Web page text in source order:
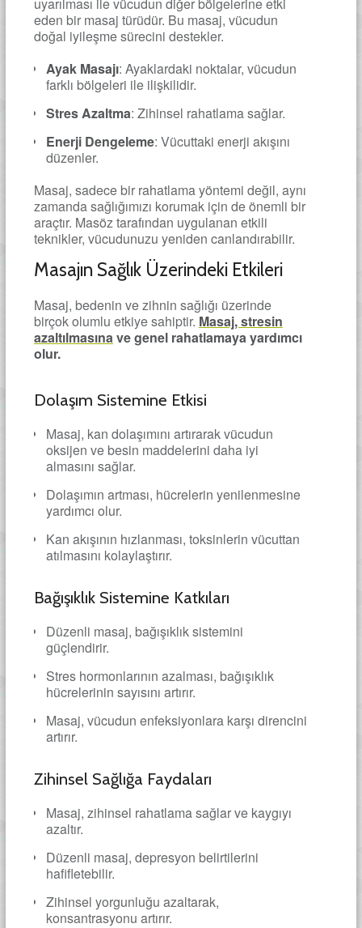
eden bir masaj türüdür. Bu masaj, vücudun
doğal iyileşme sürecini destekler.
Ayak Masajı: Ayaklardaki noktalar, vücudun
farklı bölgeleri ile ilişkilidir.
Stres Azaltma: Zihinsel rahatlama sağlar.
Enerji Dengeleme: Vücuttaki enerji akışını
düzenler.
Masaj, sadece bir rahatlama yöntemi değil, aynı
zamanda sağlığımızı korumak için de önemli bir
araçtır. Masöz tarafından uygulanan etkili
teknikler, vücudunuzu yeniden canlandırabilir.
Masajın Sağlık Üzerindeki Etkileri
Masaj, bedenin ve zihnin sağlığı üzerinde
birçok olumlu etkiye sahiptir. Masaj, stresin
azaltılmasınave genel rahatlamaya yardımcı
olur.
Dolaşım Sistemine Etkisi
Masaj, kan dolaşımını artırarak vücudun
oksijen ve besin maddelerini daha iyi
almasını sağlar.
Dolaşımın artması, hücrelerin yenilenmesine
yardımcı olur.
Kan akışının hızlanması, toksinlerin vücuttan
atılmasını kolaylaştırır.
Bağışıklık Sistemine Katkıları
Düzenli masaj, bağışıklık sistemini
güçlendirir.
Stres hormonlarının azalması, bağışıklık
hücrelerinin sayısını artırır.
Masaj, vücudun enfeksiyonlara karşı direncini
artırır.
Zihinsel Sağlığa Faydaları
Masaj, zihinsel rahatlama sağlar ve kaygıyı
azaltır.
Düzenli masaj, depresyon belirtilerini
hafifletebilir.
Zihinsel yorgunluğu azaltarak,
konsantrasyonu artırır.